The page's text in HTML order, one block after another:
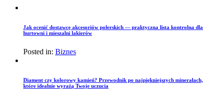
Jak ocenić dostawcę akcesoriów polerskich — praktyczna lista kontrolna dla
hurtowni i mieszalni lakierów
Posted in: Biznes
Diament czy kolorowy kamień? Przewodnik po najpiękniejszych minerałach,
które idealnie wyrażą Twoje uczucia